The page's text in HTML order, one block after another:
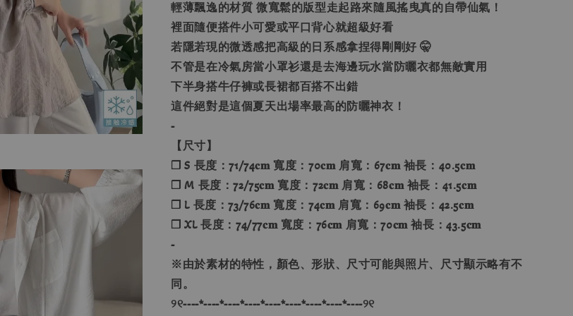
輕薄飄逸的材質 微寬鬆的版型走起路來隨風搖曳真的自帶仙氣！
裡面隨便搭件小可愛或平口背心就超級好看
若隱若現的微透感把高級的日系感拿捏得剛剛好 🤫
不管是在冷氣房當小罩衫還是去海邊玩水當防曬衣都無敵實用
下半身搭牛仔褲或長裙都百搭不出錯
這件絕對是這個夏天出場率最高的防曬神衣！
-
【尺寸】
❐ S 長度：71/74𝐜𝐦 寬度：70𝐜𝐦 肩寬：67𝐜𝐦 袖長：40.5𝐜𝐦
❐ M 長度：72/75𝐜𝐦 寬度：72𝐜𝐦 肩寬：68𝐜𝐦 袖長：41.5𝐜𝐦
❐ L 長度：73/76𝐜𝐦 寬度：74𝐜𝐦 肩寬：69𝐜𝐦 袖長：42.5𝐜𝐦
❐ XL 長度：74/77𝐜𝐦 寬度：76𝐜𝐦 肩寬：70𝐜𝐦 袖長：43.5𝐜𝐦
-
※由於素材的特性，顏色、形狀、尺寸可能與照片、尺寸顯示略有不
同。
୨୧----*----*----*----*----*----*----*----*----୨୧